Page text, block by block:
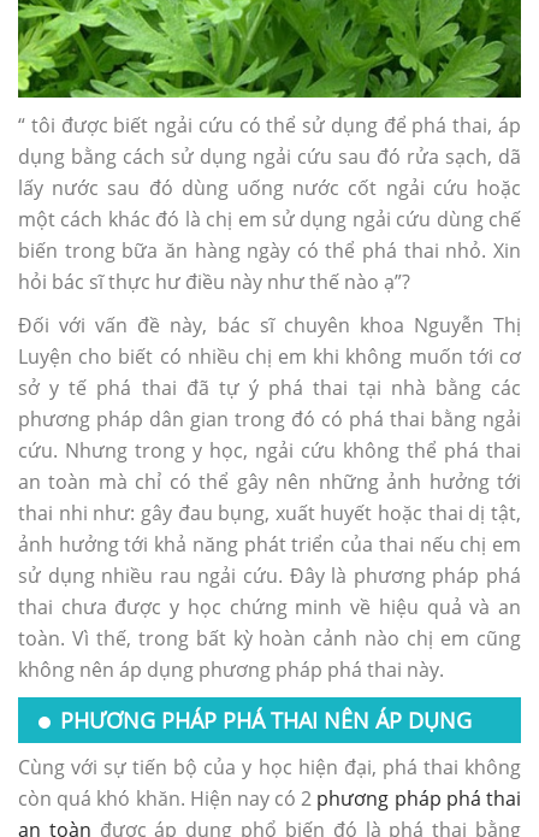
“ tôi được biết ngải cứu có thể sử dụng để phá thai, áp
dụng bằng cách sử dụng ngải cứu sau đó rửa sạch, dã
lấy nước sau đó dùng uống nước cốt ngải cứu hoặc
một cách khác đó là chị em sử dụng ngải cứu dùng chế
biến trong bữa ăn hàng ngày có thể phá thai nhỏ. Xin
hỏi bác sĩ thực hư điều này như thế nào ạ”?
Đối với vấn đề này, bác sĩ chuyên khoa Nguyễn Thị
Luyện cho biết có nhiều chị em khi không muốn tới cơ
sở y tế phá thai đã tự ý phá thai tại nhà bằng các
phương pháp dân gian trong đó có phá thai bằng ngải
cứu. Nhưng trong y học, ngải cứu không thể phá thai
an toàn mà chỉ có thể gây nên những ảnh hưởng tới
thai nhi như: gây đau bụng, xuất huyết hoặc thai dị tật,
ảnh hưởng tới khả năng phát triển của thai nếu chị em
sử dụng nhiều rau ngải cứu. Đây là phương pháp phá
thai chưa được y học chứng minh về hiệu quả và an
toàn. Vì thế, trong bất kỳ hoàn cảnh nào chị em cũng
không nên áp dụng phương pháp phá thai này.
PHƯƠNG PHÁP PHÁ THAI NÊN ÁP DỤNG
Cùng với sự tiến bộ của y học hiện đại, phá thai không
còn quá khó khăn. Hiện nay có 2 phương pháp phá thai
an toàn được áp dụng phổ biến đó là phá thai bằng